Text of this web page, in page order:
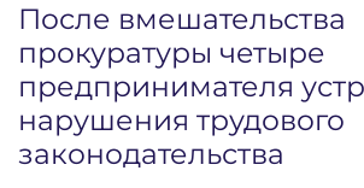
После вмешательства
прокуратуры четыре
предпринимателя
нарушения трудового
законодательства